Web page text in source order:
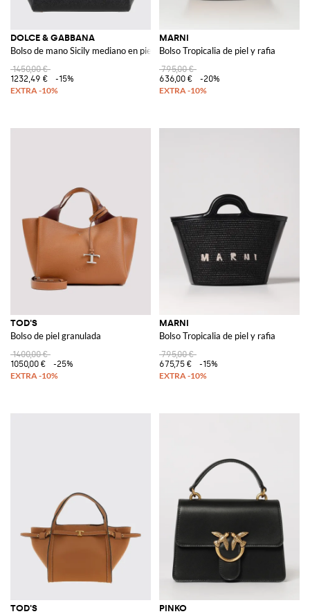
DOLCE & GABBANA
Bolso de mano Sicily mediano en piel de becerro Dauphine
1450,00 €
1232,49 €
-15%
MARNI
Bolso Tropicalia de piel y rafia
795,00 €
636,00 €
-20%
TOD'S
Bolso de piel granulada
1400,00 €
1050,00 €
-25%
MARNI
Bolso Tropicalia de piel y rafia
795,00 €
675,75 €
-15%
TOD'S PINKO